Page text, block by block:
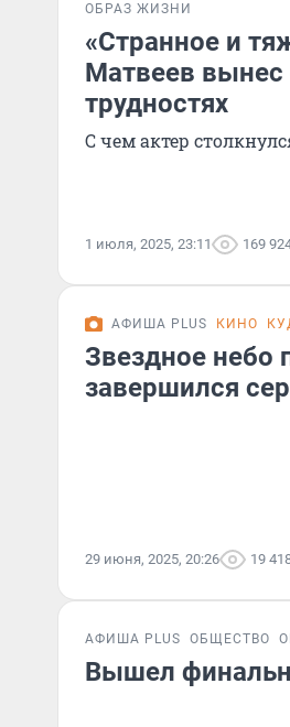
ОБРАЗ ЖИЗНИ
«Странное и
Матвеев вынес
трудностях
С чем актер
1 июля, 2025, 23:11 169
АФИША PLUS КИНО
Звездное небо
завершился
29 июня, 2025, 20:26 19
АФИША PLUS ОБЩЕСТВО
Вышел